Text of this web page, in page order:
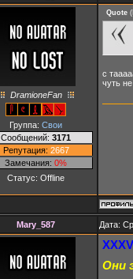
DramioneFan
Группа: Свои
Сообщений: 3171
Репутация: 2667
Замечания: 0%
Статус: Offline
Quote (
с
чуть
Mary_587 Дата:
Они